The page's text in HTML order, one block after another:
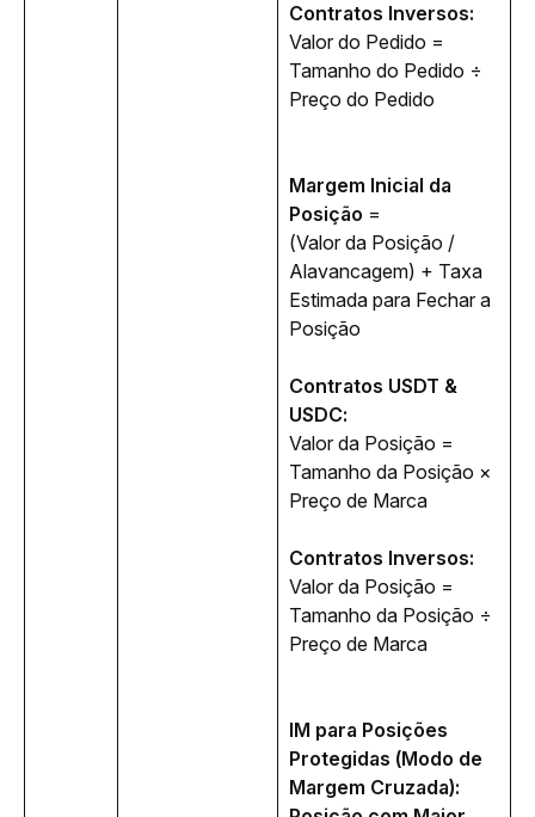
Contratos Inversos:
Valor do Pedido =
Tamanho do Pedido ÷
Preço do Pedido
Margem Inicial da
Posição =
(Valor da Posição /
Alavancagem) + Taxa
Estimada para Fechar a
Posição
Contratos USDT &
USDC:
Valor da Posição =
Tamanho da Posição ×
Preço de Marca
Contratos Inversos:
Valor da Posição =
Tamanho da Posição ÷
Preço de Marca
IM para Posições
Protegidas (Modo de
Margem Cruzada):